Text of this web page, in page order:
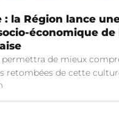
: la Région lance
économique
de mieux
retombées de cette